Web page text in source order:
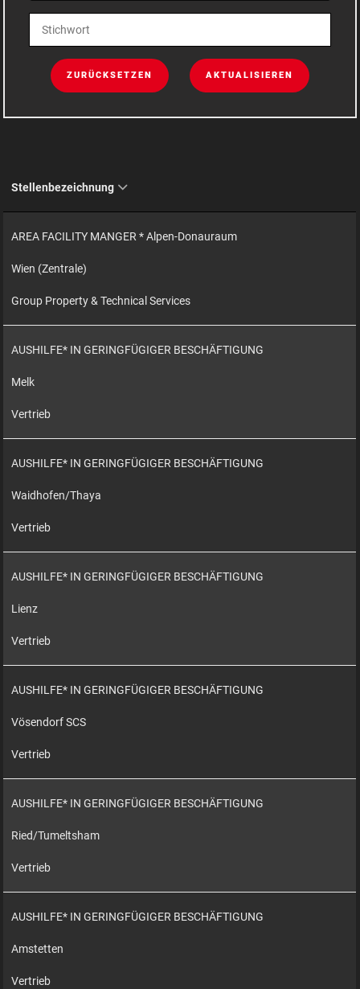
ZURÜCKSETZEN AKTUALISIEREN
Stellenbezeichnung
AREA FACILITY MANGER * Alpen-Donauraum
Wien (Zentrale)
Group Property & Technical Services
AUSHILFE* IN GERINGFÜGIGER BESCHÄFTIGUNG
Melk
Vertrieb
AUSHILFE* IN GERINGFÜGIGER BESCHÄFTIGUNG
Waidhofen/Thaya
Vertrieb
AUSHILFE* IN GERINGFÜGIGER BESCHÄFTIGUNG
Lienz
Vertrieb
AUSHILFE* IN GERINGFÜGIGER BESCHÄFTIGUNG
Vösendorf SCS
Vertrieb
AUSHILFE* IN GERINGFÜGIGER BESCHÄFTIGUNG
Ried/Tumeltsham
Vertrieb
AUSHILFE* IN GERINGFÜGIGER BESCHÄFTIGUNG
Amstetten
Vertrieb